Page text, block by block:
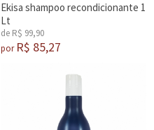
Ekisa shampoo recondicionante 1
Lt
de R$ 99,90
por R$ 85,27